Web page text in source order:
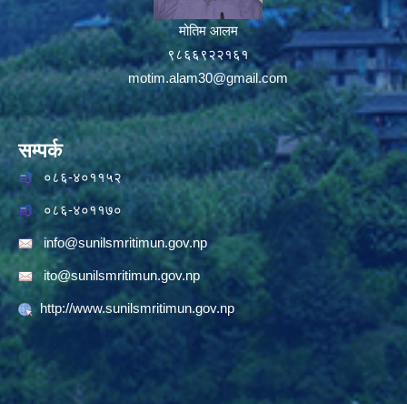
मोतिम आलम
९८६६९२२१६१
motim.alam30@gmail.com
सम्पर्क
०८६-४०११५२
०८६-४०११७०
info@sunilsmritimun.gov.np
ito@sunilsmritimun.gov.np
http://www.sunilsmritimun.gov.np